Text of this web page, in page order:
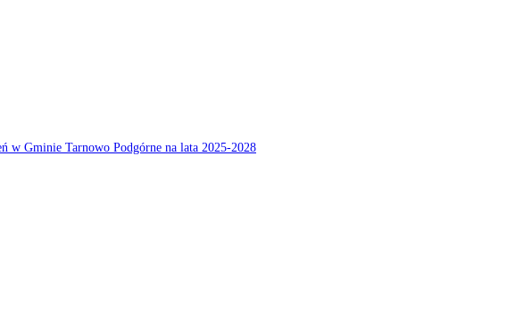
Gminie Tarnowo Podgórne na lata 2025-2028